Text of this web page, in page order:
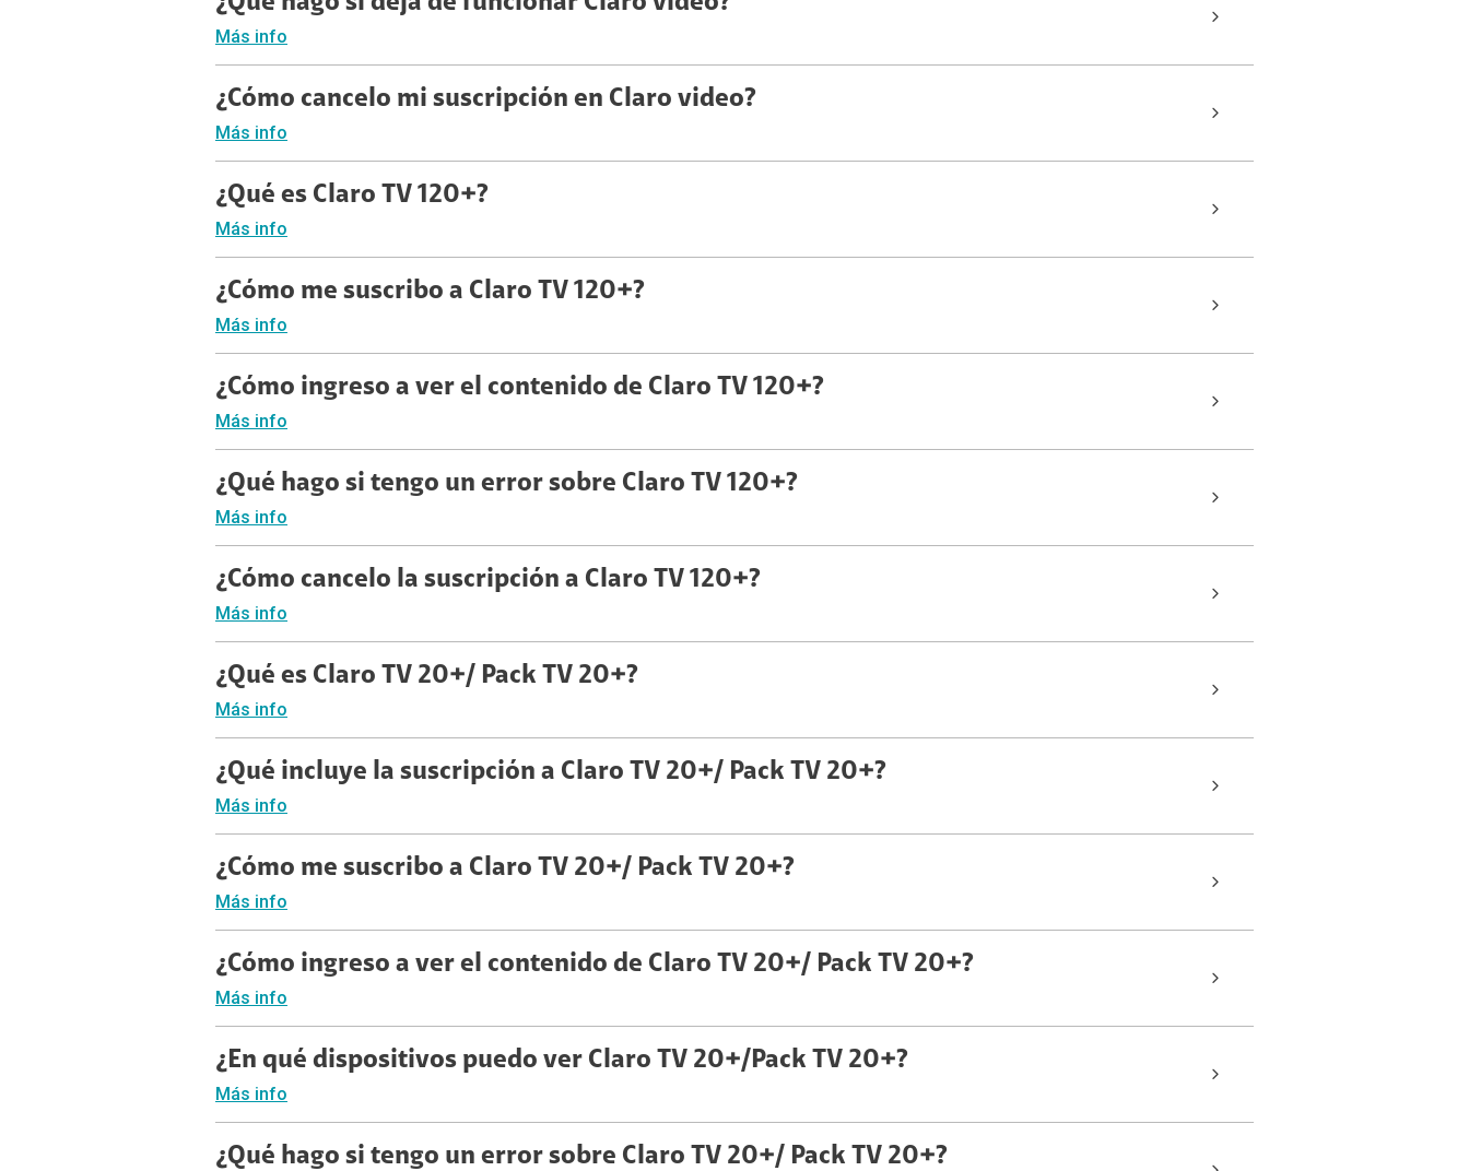
Más info
¿Cómo cancelo mi suscripción en Claro video?
Más info
¿Qué es Claro TV 120+?
Más info
¿Cómo me suscribo a Claro TV 120+?
Más info
¿Cómo ingreso a ver el contenido de Claro TV 120+?
Más info
¿Qué hago si tengo un error sobre Claro TV 120+?
Más info
¿Cómo cancelo la suscripción a Claro TV 120+?
Más info
¿Qué es Claro TV 20+/ Pack TV 20+?
Más info
¿Qué incluye la suscripción a Claro TV 20+/ Pack TV 20+?
Más info
¿Cómo me suscribo a Claro TV 20+/ Pack TV 20+?
Más info
¿Cómo ingreso a ver el contenido de Claro TV 20+/ Pack TV 20+?
Más info
¿En qué dispositivos puedo ver Claro TV 20+/Pack TV 20+?
Más info
¿Qué hago si tengo un error sobre Claro TV 20+/ Pack TV 20+?